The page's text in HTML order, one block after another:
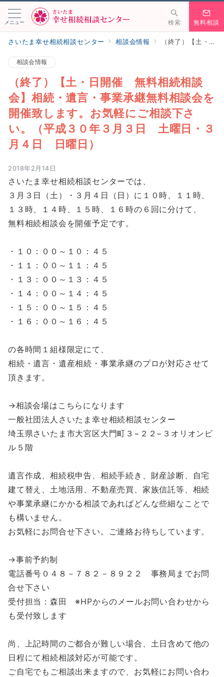
メニュー 検索 無料相談
さいたま幸せ相続相談センター 相談会情報 （終了）【土・日開催 無料相続相談会】相続・遺言・事業承継無料相談会を開催致します。お気軽にご相談下さい。（平成３０年３月３日 土曜日・３月４日 日曜日）
相談会情報
（終了）【土・日開催 無料相続相談
会】相続・遺言・事業承継無料相談会を
開催致します。お気軽にご相談下さ
い。（平成３０年３月３日 土曜日・３
月４日 日曜日）
2018年2月14日
さいたま幸せ相続相談センターでは、
３月３日（土）・３月４日（日）に１０時、１１時、
１３時、１４時、１５時、１６時の６回に分けて、
無料相続相談会を開催予定です。
・１０：００～１０：４５
・１１：００～１１：４５
・１３：００～１３：４５
・１４：００～１４：４５
・１５：００～１５：４５
・１６：００～１６：４５
の各時間１組様限定にて、
相続・遺言・遺産相続・事業承継のプロが対応させて
頂きます。
→相談会場はこちらになります
一般社団法人さいたま幸せ相続相談センター
埼玉県さいたま市大宮区大門町３−２２−３オリオンビ
ル５階
遺言作成、相続税申告、相続手続き、財産診断、自宅
建て替え、土地活用、不動産売買、家族信託等、相続
や事業承継にかかる相談であればどんな些細なことで
も構いません。
お気軽にお問合せ下さい。ご連絡お待ちしています。
→事前予約制
電話番号０４８－７８２－８９２２ 事務局までお問
合せ下さい
受付担当：森田 ※HPからのメールお問い合わせから
も受付致します
尚、上記時間のご都合が難しい場合、土日含めて他の
日程にて相続相談対応が可能です。
ご自宅でもご相談出来ますので、お気軽にお問い合わ